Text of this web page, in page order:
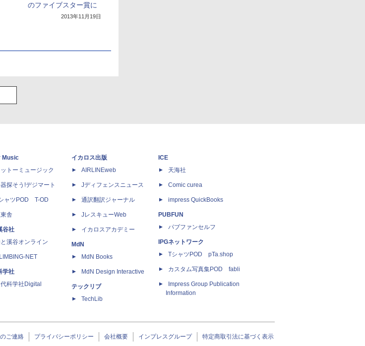
のファイブスター賞に
2013年11月19日
Music
ットーミュージック
探そう!デジマート
ャツPOD T-OD
舎
谷社
溪谷オンライン
NET
学社
科学社Digital
イカロス出版
AIRLINEweb
Jディフェンスニュース
通訳翻訳ジャーナル
JレスキューWeb
イカロスアカデミー
MdN
MdN Books
MdN Design Interactive
テックリブ
TechLib
ICE
天海社
Comic curea
impress QuickBooks
PUBFUN
パブファンセルフ
IPGネットワーク
TシャツPOD pTa.shop
カスタム写真集POD fabli
Impress Group Publication
Information
ご連絡 プライバシーポリシー 会社概要 インプレスグループ 特定商取引法に基づく表示